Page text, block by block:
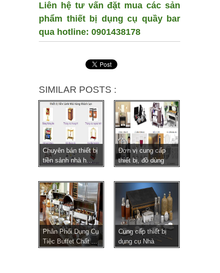
Liên hệ tư vấn đặt mua các sản
phẩm thiết bị dụng cụ quầy bar
qua hotline: 0901438178
SIMILAR POSTS :
Chuyên bán thiết bị
tiền sảnh nhà h...
Đơn vị cung cấp
thiết bị, đồ dùng
Phân Phối Dụng Cụ
Tiệc Buffet Chất ...
Cung cấp thiết bị
dụng cụ Nhà